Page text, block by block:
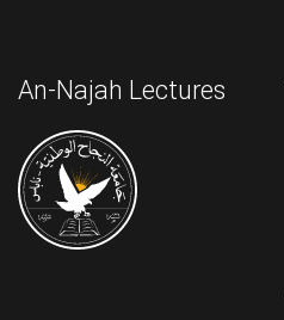
An-Najah Lectures